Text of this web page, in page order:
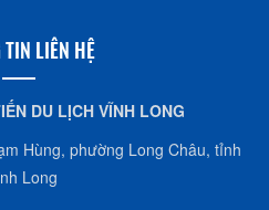
TIN LIÊN HỆ
DU LỊCH VĨNH LONG
Hùng, phường Long Châu, tỉnh
Long